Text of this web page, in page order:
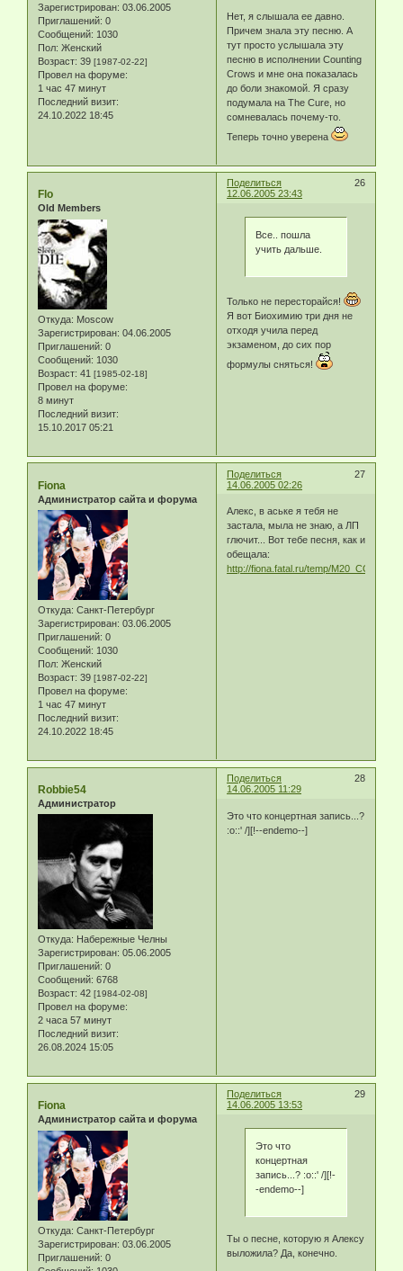
Зарегистрирован: 03.06.2005
Приглашений: 0
Сообщений: 1030
Пол: Женский
Возраст: 39 [1987-02-22]
Провел на форуме:
1 час 47 минут
Последний визит:
24.10.2022 18:45
Нет, я слышала ее давно.
Причем знала эту песню. А
тут просто услышала эту
песню в исполнении Counting
Crows и мне она показалась
до боли знакомой. Я сразу
подумала на The Cure, но
сомневалась почему-то.
Теперь точно уверена
Поделиться
26
12.06.2005 23:43
Flo
Old Members
Откуда: Moscow
Зарегистрирован: 04.06.2005
Приглашений: 0
Сообщений: 1030
Возраст: 41 [1985-02-18]
Провел на форуме:
8 минут
Последний визит:
15.10.2017 05:21
Все.. пошла
учить дальше.
Только не пересторайся!
Я вот Биохимию три дня не
отходя учила перед
экзаменом, до сих пор
формулы сняться!
Поделиться
27
14.06.2005 02:26
Fiona
Администратор сайта и форума
Откуда: Санкт-Петербург
Зарегистрирован: 03.06.2005
Приглашений: 0
Сообщений: 1030
Пол: Женский
Возраст: 39 [1987-02-22]
Провел на форуме:
1 час 47 минут
Последний визит:
24.10.2022 18:45
Алекс, в аське я тебя не
застала, мыла не знаю, а ЛП
глючит... Вот тебе песня, как и
обещала:
http://fiona.fatal.ru/temp/M20_CC.zip
Поделиться
28
14.06.2005 11:29
Robbie54
Администратор
Откуда: Набережные Челны
Зарегистрирован: 05.06.2005
Приглашений: 0
Сообщений: 6768
Возраст: 42 [1984-02-08]
Провел на форуме:
2 часа 57 минут
Последний визит:
26.08.2024 15:05
Это что концертная запись...?
:o::' /][!--endemo--]
Поделиться
29
14.06.2005 13:53
Fiona
Администратор сайта и форума
Откуда: Санкт-Петербург
Зарегистрирован: 03.06.2005
Приглашений: 0
Это что
концертная
запись...? :o::' /][!-
-endemo--]
Ты о песне, которую я Алексу
выложила? Да, конечно.